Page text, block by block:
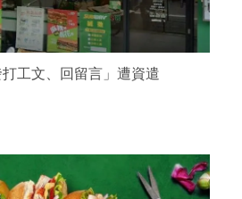
工文、回留言」遭資遣